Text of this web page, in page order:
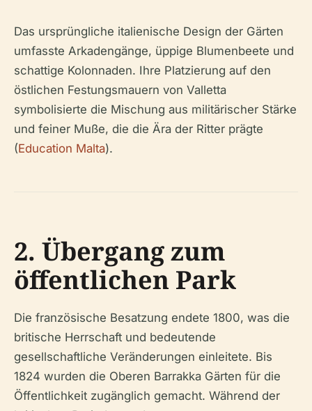
Das ursprüngliche italienische Design der Gärten
umfasste Arkadengänge, üppige Blumenbeete und
schattige Kolonnaden. Ihre Platzierung auf den
östlichen Festungsmauern von Valletta
symbolisierte die Mischung aus militärischer Stärke
und feiner Muße, die die Ära der Ritter prägte
(Education Malta).
2. Übergang zum
öffentlichen Park
Die französische Besatzung endete 1800, was die
britische Herrschaft und bedeutende
gesellschaftliche Veränderungen einleitete. Bis
1824 wurden die Oberen Barrakka Gärten für die
Öffentlichkeit zugänglich gemacht. Während der